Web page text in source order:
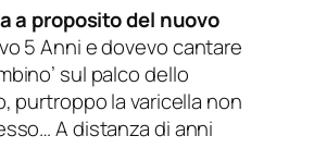
a proposito del nuovo
5 Anni e dovevo cantare
sul palco dello
purtroppo la varicella non
A distanza di anni